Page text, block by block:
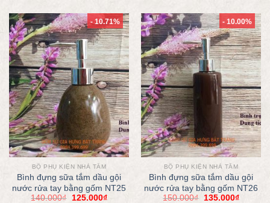
- 10.71%
BỘ PHỤ KIỆN NHÀ TẮM
Bình đựng sữa tắm dầu gội
nước rửa tay bằng gốm NT25
140.000₫ 125.000₫
- 10.00%
BỘ PHỤ KIỆN NHÀ TẮM
Bình đựng sữa tắm dầu gội
nước rửa tay bằng gốm NT26
150.000₫ 135.000₫